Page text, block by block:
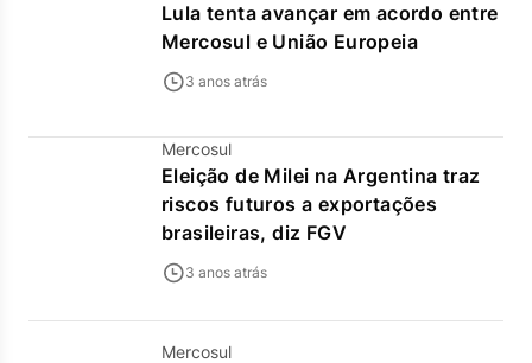
Lula tenta avançar em acordo entre
Mercosul e União Europeia
3 anos atrás
Mercosul
Eleição de Milei na Argentina traz
riscos futuros a exportações
brasileiras, diz FGV
3 anos atrás
Mercosul